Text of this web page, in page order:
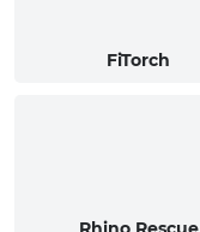
FiTorch